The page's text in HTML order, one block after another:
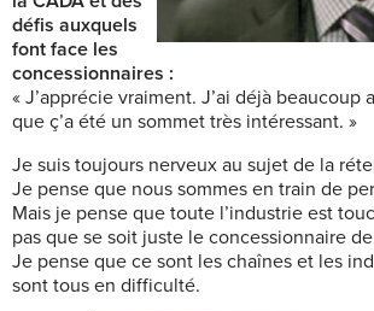
défis auxquels
font face les
concessionnaires :
« J’apprécie vraiment. J’ai déjà beaucoup
que ç’a été un sommet très intéressant. »
Je suis toujours nerveux au sujet de la
Je pense que nous sommes en train de
Mais je pense que toute l’industrie est
pas que se soit juste le concessionnaire
Je pense que ce sont les chaînes et les
sont tous en difficulté.